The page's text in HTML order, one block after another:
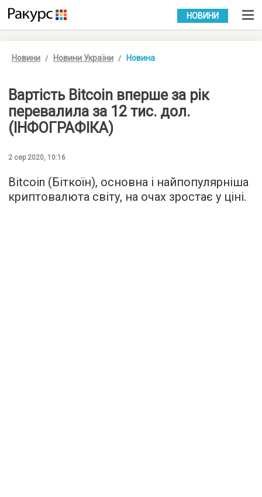
УКР РУС
НОВИНИ
Новини Новини України Новина
Вартість Bitcoin вперше за рік
перевалила за 12 тис. дол.
(ІНФОГРАФІКА)
2 сер 2020, 10:16
Bitcoin (Біткоїн), основна і найпопулярніша
криптовалюта світу, на очах зростає у ціні.